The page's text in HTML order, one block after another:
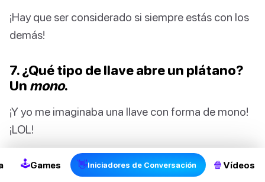
2
¡Hay que ser considerado si siempre estás con los
demás!
7. ¿Qué tipo de llave abre un plátano?
Un mono.
¡Y yo me imaginaba una llave con forma de mono!
¡LOL!
8. ¿Por qué el vegetal estaba cruzando
🕹Games 👋Iniciadores de Conversación 🍿 Vídeos